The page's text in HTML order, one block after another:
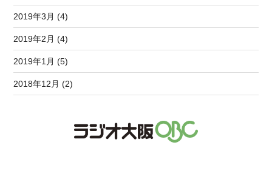
2019年3月 (4)
2019年2月 (4)
2019年1月 (5)
2018年12月 (2)